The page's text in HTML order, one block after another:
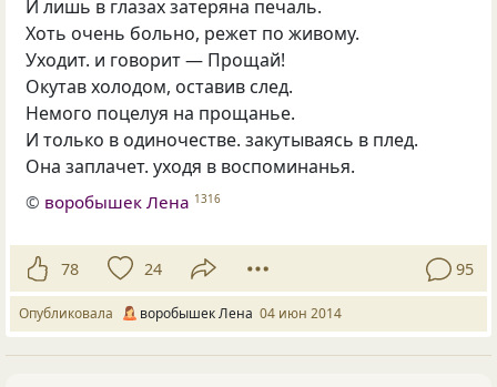
И лишь в глазах затеряна печаль.
Хоть очень больно, режет по живому.
Уходит. и говорит — Прощай!
Окутав холодом, оставив след.
Немого поцелуя на прощанье.
И только в одиночестве. закутываясь в плед.
Она заплачет. уходя в воспоминанья.
© воробышек Лена 1316
78 24 95
Опубликовала воробышек Лена 04 июн 2014